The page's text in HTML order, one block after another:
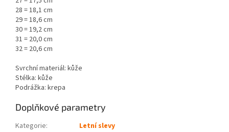
28 = 18,1 cm
29 = 18,6 cm
30 = 19,2 cm
31 = 20,0 cm
32 = 20,6 cm
Svrchní materiál: kůže
Stélka: kůže
Podrážka: krepa
Doplňkové parametry
Kategorie:
Letní slevy